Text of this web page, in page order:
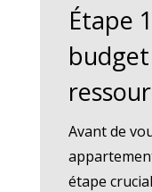
Étape
Avant de
étape